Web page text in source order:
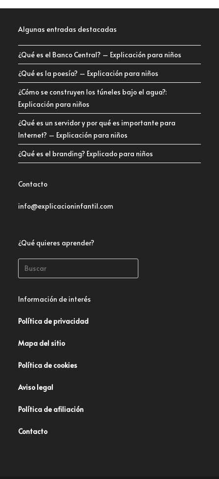
Algunas entradas destacadas
¿Qué es el Banco Central? – Explicación para niños
¿Qué es la poesía? – Explicación para niños
¿Cómo se construyen los túneles bajo el agua?:
Explicación para niños
¿Qué es un servidor y por qué es importante para
Internet? – Explicación para niños
¿Qué es el branding? Explicado para niños
Contacto
info@explicacioninfantil.com
¿Qué quieres aprender?
Información de interés
Política de privacidad
Mapa del sitio
Política de cookies
Aviso legal
Política de afiliación
Contacto